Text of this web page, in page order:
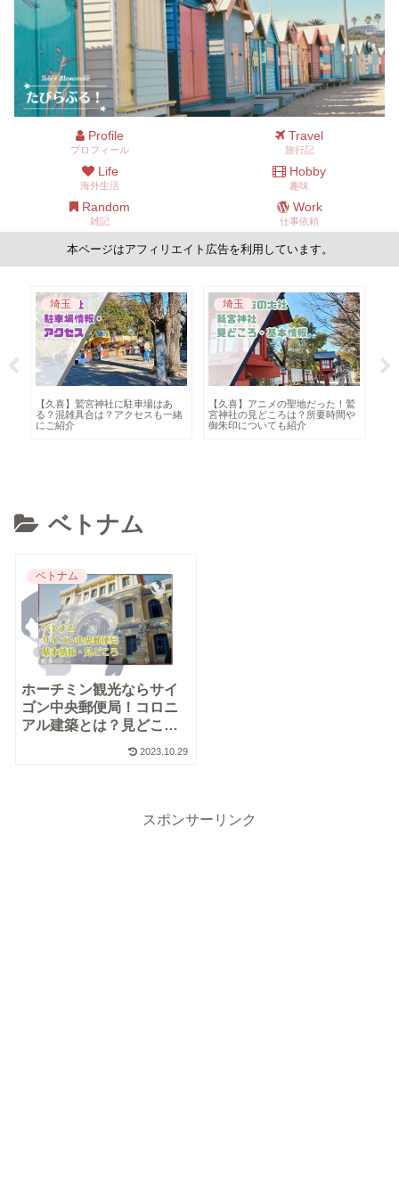
Profile
プロフィール
Travel
旅行記
Life
海外生活
Hobby
趣味
Random
雑記
Work
仕事依頼
本ページはアフィリエイト広告を利用しています。
埼玉
【久喜】鷲宮神社に駐車場はあ
る？混雑具合は？アクセスも一緒
にご紹介
埼玉
【久喜】アニメの聖地だった！鷲
宮神社の見どころは？所要時間や
御朱印についても紹介
ベトナム
ベトナム
ホーチミン観光ならサイ
ゴン中央郵便局！コロニ
アル建築とは？見どころ
2023.10.29
スポンサーリンク